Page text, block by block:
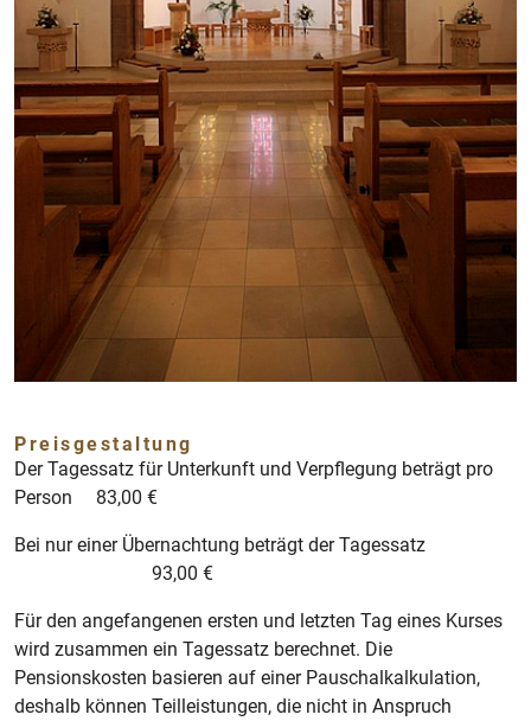
Preisgestaltung
Der Tagessatz für Unterkunft und Verpflegung beträgt pro
Person 83,00 €
Bei nur einer Übernachtung beträgt der Tagessatz
93,00 €
Für den angefangenen ersten und letzten Tag eines Kurses
wird zusammen ein Tagessatz berechnet. Die
Pensionskosten basieren auf einer Pauschalkalkulation,
deshalb können Teilleistungen, die nicht in Anspruch